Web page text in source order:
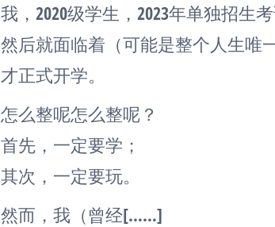
我，2020级学生，2023年单独招生
然后就面临着（可能是整个人生唯
才正式开学。
怎么整呢怎么整呢？
首先，一定要学；
其次，一定要玩。
然而，我（曾经[……]